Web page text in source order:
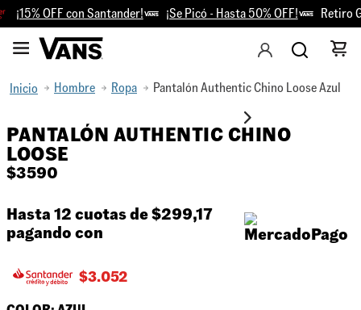
¡15% OFF con Santander! ¡Se Picó - Hasta 50% OFF! Retiro
Hombre Ropa Pantalón Authentic Chino Loose Azul
PANTALÓN AUTHENTIC CHINO
LOOSE
$3590
Hasta 12 cuotas de$299,17
pagando con
$3.052